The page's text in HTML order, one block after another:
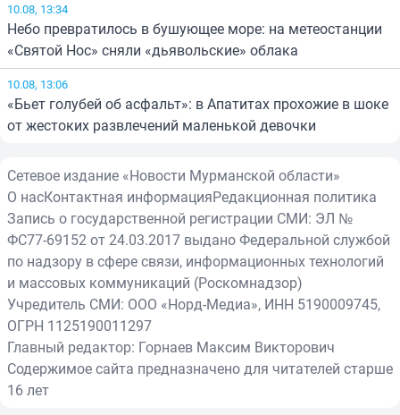
10.08, 13:34
Небо превратилось в бушующее море: на метеостанции
«Святой Нос» сняли «дьявольские» облака
10.08, 13:06
«Бьет голубей об асфальт»: в Апатитах прохожие в шоке
от жестоких развлечений маленькой девочки
Сетевое издание «Новости Мурманской области»
О насКонтактная информацияРедакционная политика
Запись о государственной регистрации СМИ: ЭЛ №
ФС77-69152 от 24.03.2017 выдано Федеральной службой
по надзору в сфере связи, информационных технологий
и массовых коммуникаций (Роскомнадзор)
Учредитель СМИ: ООО «Норд-Медиа», ИНН 5190009745,
ОГРН 1125190011297
Главный редактор: Горнаев Максим Викторович
Содержимое сайта предназначено для читателей старше
16 лет